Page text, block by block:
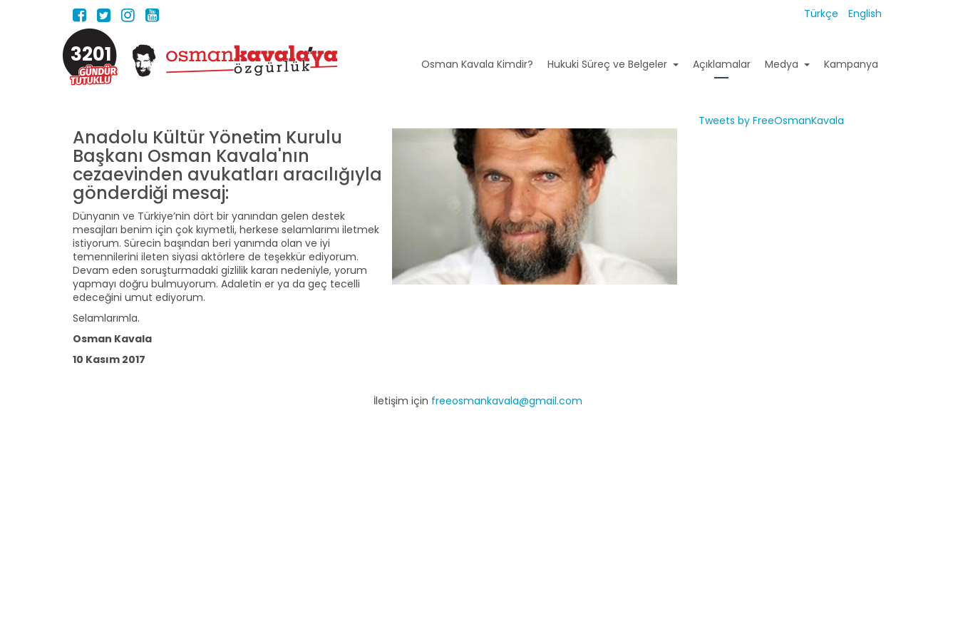
Türkçe English
3201 Osman Kavala Kimdir? Hukuki Süreç ve Belgeler Açıklamalar Medya Kampanya
Anadolu Kültür Yönetim Kurulu
Başkanı Osman Kavala'nın
cezaevinden avukatları aracılığıyla
gönderdiği mesaj:
Dünyanın ve Türkiye’nin dört bir yanından gelen destek
mesajları benim için çok kıymetli, herkese selamlarımı iletmek
istiyorum. Sürecin başından beri yanımda olan ve iyi
temennilerini ileten siyasi aktörlere de teşekkür ediyorum.
Devam eden soruşturmadaki gizlilik kararı nedeniyle, yorum
yapmayı doğru bulmuyorum. Adaletin er ya da geç tecelli
edeceğini umut ediyorum.
Selamlarımla.
Osman Kavala
10 Kasım 2017
Tweets by FreeOsmanKavala
İletişim için freeosmankavala@gmail.com